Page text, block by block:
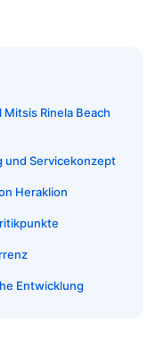
Rinela Beach
und Servicekonzept
Heraklion
Entwicklung